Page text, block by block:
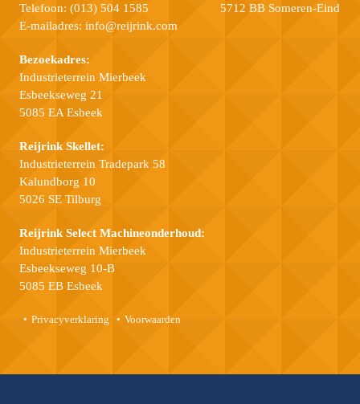
Telefoon: (013) 504 1585
E-mailadres: info@reijrink.com
Bezoekadres:
Industrieterrein Mierbeek
Esbeekseweg 21
5085 EA Esbeek
5712 BB Someren-Eind
Reijrink Skellet:
Industrieterrein Tradepark 58
Kalundborg 10
5026 SE Tilburg
Reijrink Select Machineonderhoud:
Industrieterrein Mierbeek
Esbeekseweg 10-B
5085 EB Esbeek
Privacyverklaring Voorwaarden